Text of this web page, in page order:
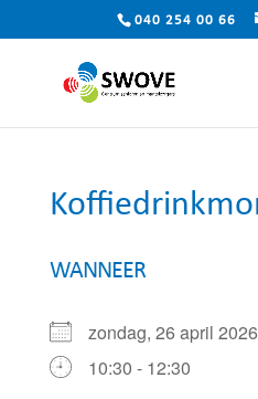
040 254 00 66
WANNEER
zondag, 26 april
10:30 - 12:30